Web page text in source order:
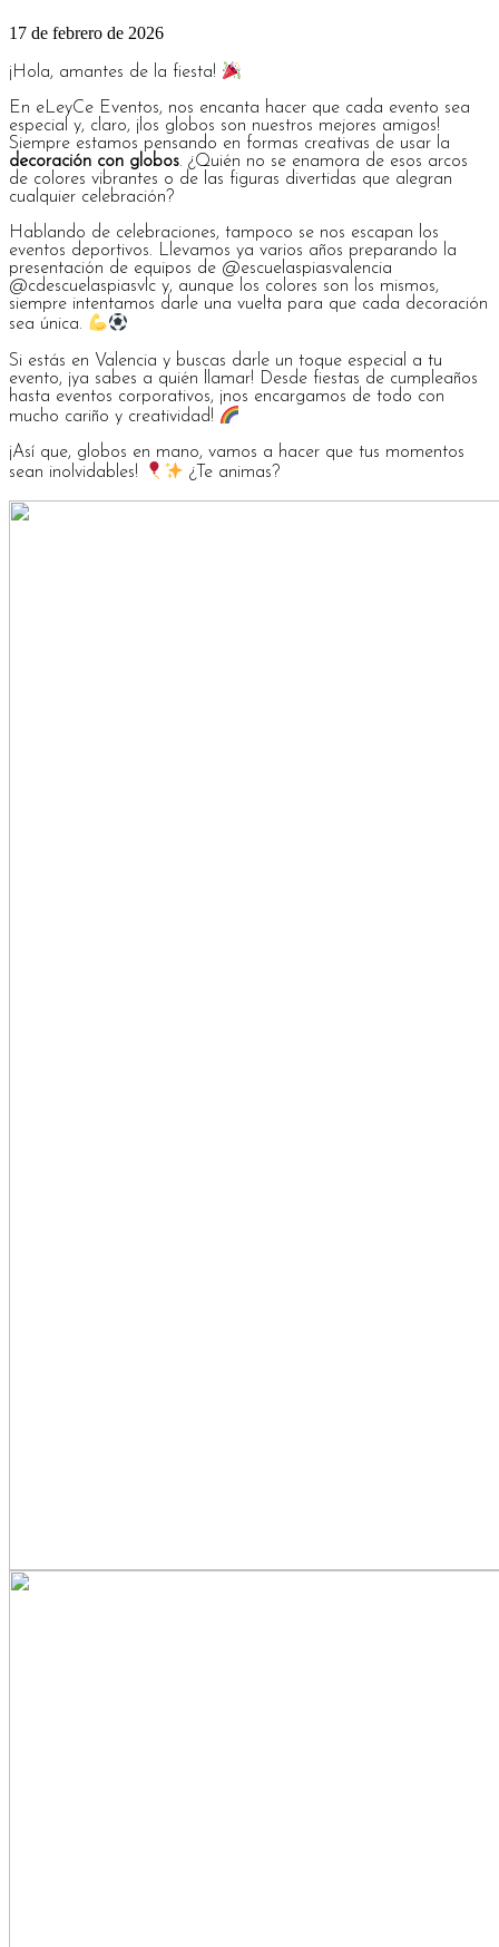
17 de febrero de 2026
¡Hola, amantes de la fiesta!
En eLeyCe Eventos, nos encanta hacer que cada evento sea
especial y, claro, ¡los globos son nuestros mejores amigos!
Siempre estamos pensando en formas creativas de usar la
decoración con globos. ¿Quién no se enamora de esos arcos
de colores vibrantes o de las figuras divertidas que alegran
cualquier celebración?
Hablando de celebraciones, tampoco se nos escapan los
eventos deportivos. Llevamos ya varios años preparando la
presentación de equipos de @escuelaspiasvalencia
@cdescuelaspiasvlc y, aunque los colores son los mismos,
siempre intentamos darle una vuelta para que cada decoración
sea única.
Si estás en Valencia y buscas darle un toque especial a tu
evento, ¡ya sabes a quién llamar! Desde fiestas de cumpleaños
hasta eventos corporativos, ¡nos encargamos de todo con
mucho cariño y creatividad!
¡Así que, globos en mano, vamos a hacer que tus momentos
sean inolvidables!
¿Te animas?